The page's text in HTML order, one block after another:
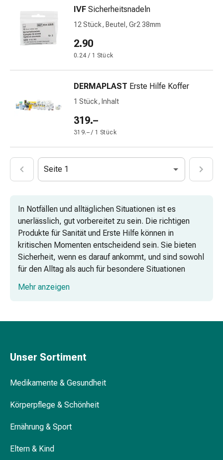
Mücken-
Zeckenschutz
Zeckenpinzette
Anti-
Rezeptpflichtige
Arzneimittel
Rezeptpflichtige
Arzneimittel
Wechseljahre
&
Mineralstoffe
Vitamine
Mineralstoffe
Kombipräparate
Zahn-
&
Trockener
Munddesinfektionsmittel
und
Haar-
Haarausfallpräparate
IVF Sicherheitsnadeln
12 Stück, Beutel, Gr2 38mm
2.90
0.24 / 1 Stück
DERMAPLAST Erste Hilfe Koffer
1 Stück, Inhalt
319.–
319.– / 1 Stück
Seite 1
In Notfällen und alltäglichen Situationen ist es
unerlässlich, gut vorbereitet zu sein. Die richtigen
Produkte für Sanität und Erste Hilfe können in
kritischen Momenten entscheidend sein. Sie bieten
Sicherheit, wenn es darauf ankommt, und sind sowohl
für den Alltag als auch für besondere Situationen
geeignet.
Unterwegs und auf Reisen
Für das Zuhause
Mehr anzeigen
Unser Sortiment
Medikamente & Gesundheit
Körperpflege & Schönheit
Ernährung & Sport
Eltern & Kind